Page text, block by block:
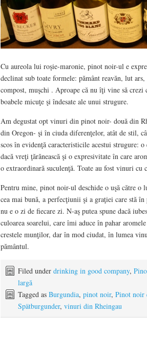
Cu aureola lui roşie-maronie, pinot noir-ul e
declinat sub toate formele: pământ reavăn, lut
compost, muşchi . Aproape că nu îţi vine să crezi
boabele micuţe şi îndesate ale unui strugure.
Am degustat opt vinuri din pinot noir- două din
din Oregon- şi în ciuda diferenţelor, atât de stil,
scos în evidenţă caracteristicile acestui strugure:
dacă vreţi ţărănească şi o expresivitate în care
o extraordinară suculenţă. Toate au fost vinuri cu
Pentru mine, pinot noir-ul deschide o uşă către
cea mai bună, a perfecţiunii şi a graţiei care stă
nu e o zi de fiecare zi. N-aş putea spune dacă
culoarea soarelui, care îmi aduce în pahar
crestele munţilor, dar în mod ciudat, în lumea
pământul.
Filed under drinking in good company,
largă
Tagged as Burgundia, pinot noir, Pinot noir
Spätburgunder, vinuri din Rheingau